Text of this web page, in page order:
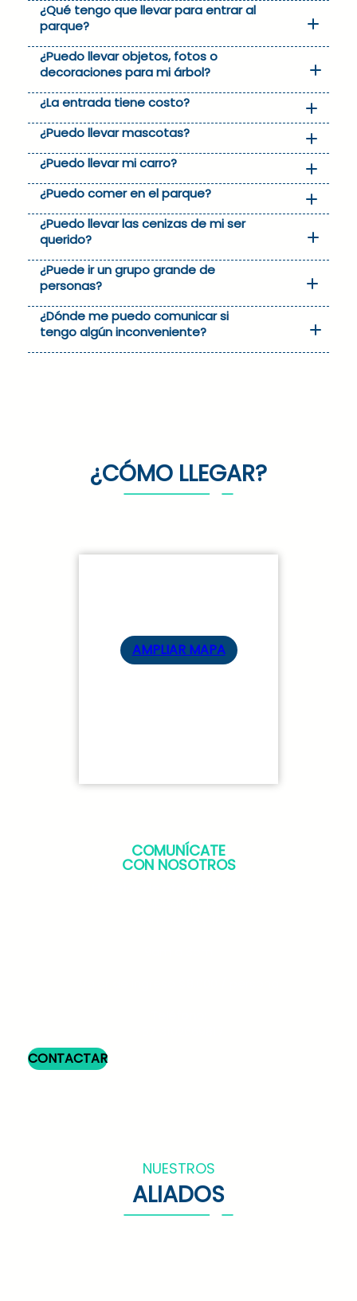
¿Qué tengo que llevar para entrar al
parque?
¿Puedo llevar objetos, fotos o
decoraciones para mi árbol?
¿La entrada tiene costo?
¿Puedo llevar mascotas?
¿Puedo llevar mi carro?
¿Puedo comer en el parque?
¿Puedo llevar las cenizas de mi ser
querido?
¿Puede ir un grupo grande de
personas?
¿Dónde me puedo comunicar si
tengo algún inconveniente?
¿CÓMO LLEGAR?
AMPLIAR MAPA
COMUNÍCATE
CON NOSOTROS
CONTACTAR
NUESTROS
ALIADOS